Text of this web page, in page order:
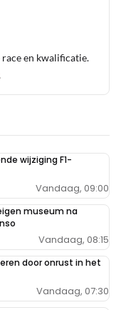
race en kwalificatie.
wijziging F1-
Vandaag, 09:00
museum na
Vandaag, 08:15
door onrust in het
Vandaag, 07:30